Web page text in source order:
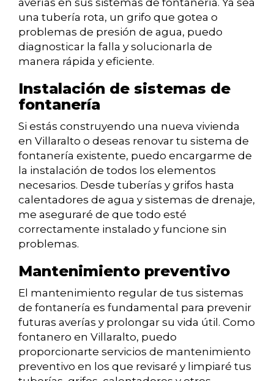
averías en sus sistemas de fontanería. Ya sea
una tubería rota, un grifo que gotea o
problemas de presión de agua, puedo
diagnosticar la falla y solucionarla de
manera rápida y eficiente.
Instalación de sistemas de
fontanería
Si estás construyendo una nueva vivienda
en Villaralto o deseas renovar tu sistema de
fontanería existente, puedo encargarme de
la instalación de todos los elementos
necesarios. Desde tuberías y grifos hasta
calentadores de agua y sistemas de drenaje,
me aseguraré de que todo esté
correctamente instalado y funcione sin
problemas.
Mantenimiento preventivo
El mantenimiento regular de tus sistemas
de fontanería es fundamental para prevenir
futuras averías y prolongar su vida útil. Como
fontanero en Villaralto, puedo
proporcionarte servicios de mantenimiento
preventivo en los que revisaré y limpiaré tus